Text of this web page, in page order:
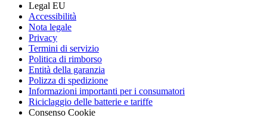
Legal EU
Accessibilità
Nota legale
Privacy
Termini di servizio
Politica di rimborso
Entità della garanzia
Polizza di spedizione
Informazioni importanti per i consumatori
Riciclaggio delle batterie e tariffe
Consenso Cookie